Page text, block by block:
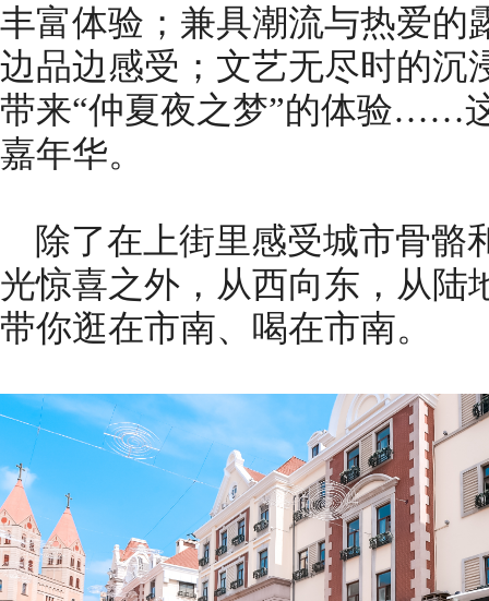
丰富体验；兼具潮流与热爱的
边品边感受；文艺无尽时的沉
带来“仲夏夜之梦”的体验……
嘉年华。
除了在上街里感受城市骨骼
光惊喜之外，从西向东，从陆
带你逛在市南、喝在市南。